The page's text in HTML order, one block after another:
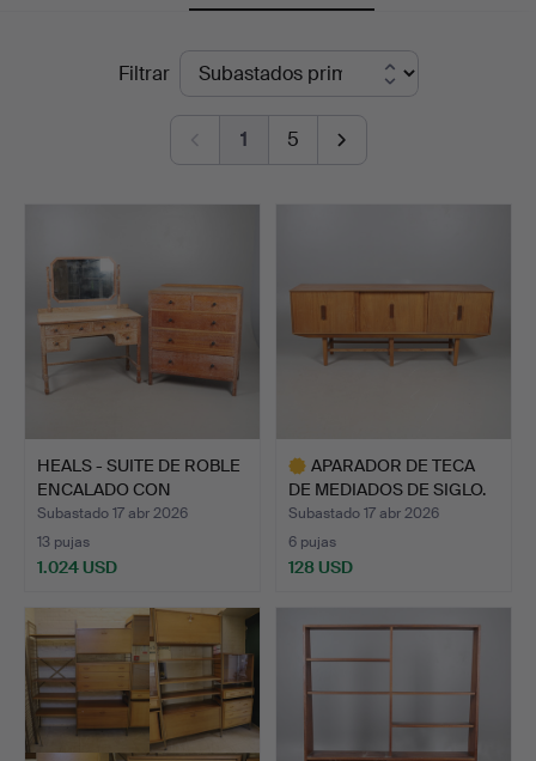
The auction also includes a strong studio pottery
collection, with works by Richard Batterham, Rupert
others, alongside sculptures by Ralph Brown RA,
Sophie Ryder, Guy Taplin and Sokari Douglas Camp.
The paintings and works on paper includes works by Sir
Duncan Grant, Josef Herman, Roger de Grey RA and
Richard Bawden among the highlights.
Welcome to the auction!
Filtrar
1 5
HEALS - SUITE DE ROBLE
ENCALADO CON
DORMIT…
Subastado 17 abr 2026
13 pujas
1.024 USD
APARADOR DE TECA
DE MEDIADOS DE SIGLO.
Subastado 17 abr 2026
6 pujas
128 USD
seleccionado